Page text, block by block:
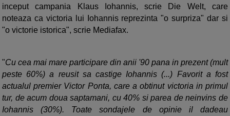
inceput campania Klaus Iohannis, scrie Die Welt, care
noteaza ca victoria lui Iohannis reprezinta "o surpriza" dar si
"o victorie istorica", scrie Mediafax.
"Cu cea mai mare participare din anii '90 pana in prezent (mult
peste 60%) a reusit sa castige Iohannis (...) Favorit a fost
actualul premier Victor Ponta, care a obtinut victoria in primul
tur, de acum doua saptamani, cu 40% si parea de neinvins de
Iohannis (30%). Toate sondajele de opinie il dadeau